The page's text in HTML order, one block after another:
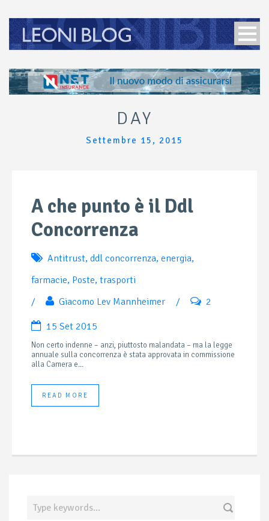
DAY
Settembre 15, 2015
A che punto è il Ddl
Concorrenza
Antitrust, ddl concorrenza, energia,
farmacie, Poste, trasporti
/
Giacomo Lev Mannheimer / 2
15 Set 2015
Non certo indenne – anzi, piuttosto malandata – ma la legge
annuale sulla concorrenza è stata approvata in commissione
alla Camera e...
READ MORE